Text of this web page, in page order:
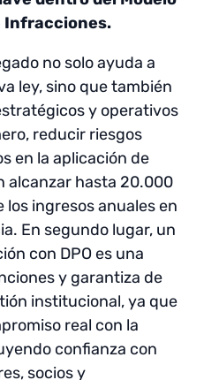
Infracciones.
no solo ayuda a
ley, sino que también
y operativos
reducir riesgos
en la aplicación de
alcanzar hasta 20.000
los ingresos anuales en
En segundo lugar, un
con DPO es una
y garantiza de
institucional, ya que
real con la
confianza con
socios y